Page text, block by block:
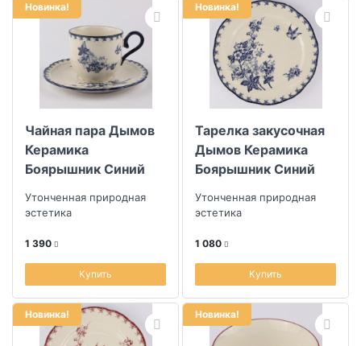
Новинка!
Чайная пара Дымов
Керамика
Боярышник Синий
Утонченная природная
эстетика
1 390
Купить
Новинка!
Тарелка закусочная
Дымов Керамика
Боярышник Синий
Утонченная природная
эстетика
1 080
Купить
Новинка! Новинка!